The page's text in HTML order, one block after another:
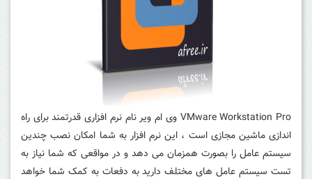
VMware Workstation Pro وی ام ویر نام نرم افزاری قدرتمند برای راه
اندازی ماشین مجازی است ، این نرم افزار به شما امکان نصب چندین
سیستم عامل را بصورت همزمان می دهد و در مواقعی که شما نیاز به
تست سیستم عامل های مختلف دارید به دفعات به کمک شما خواهد